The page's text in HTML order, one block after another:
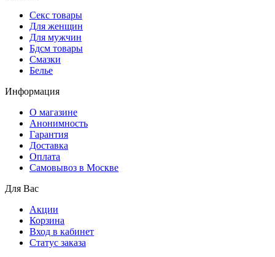
Секс товары
Для женщин
Для мужчин
Бдсм товары
Смазки
Белье
Информация
О магазине
Анонимность
Гарантия
Доставка
Oплата
Самовывоз в Москве
Для Вас
Акции
Корзина
Вход в кабинет
Статус заказа